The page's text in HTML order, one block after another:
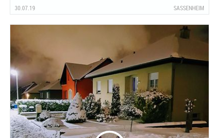
30.07.19 SASSENHEIM